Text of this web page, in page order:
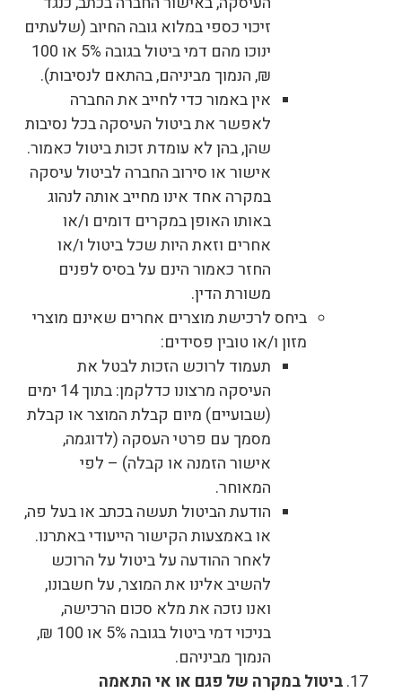
זיכוי כספי במלוא גובה החיוב (שלעתים
ינוכו מהם דמי ביטול בגובה 5% או 100
₪, הנמוך מביניהם, בהתאם לנסיבות).
אין באמור כדי לחייב את החברה
לאפשר את ביטול העיסקה בכל נסיבות
שהן, בהן לא עומדת זכות ביטול כאמור.
אישור או סירוב החברה לביטול עיסקה
במקרה אחד אינו מחייב אותה לנהוג
באותו האופן במקרים דומים ו/או
אחרים וזאת היות שכל ביטול ו/או
החזר כאמור הינם על בסיס לפנים
משורת הדין.
ביחס לרכישת מוצרים אחרים שאינם מוצרי
מזון ו/או טובין פסידים:
תעמוד לרוכש הזכות לבטל את
העיסקה מרצונו כדלקמן: בתוך 14 ימים
(שבועיים) מיום קבלת המוצר או קבלת
מסמך עם פרטי העסקה (לדוגמה,
אישור הזמנה או קבלה) – לפי
המאוחר.
הודעת הביטול תעשה בכתב או בעל פה,
או באמצעות הקישור הייעודי באתרנו.
לאחר ההודעה על ביטול על הרוכש
להשיב אלינו את המוצר, על חשבונו,
ואנו נזכה את מלא סכום הרכישה,
בניכוי דמי ביטול בגובה 5% או 100 ₪,
הנמוך מביניהם.
ביטול במקרה של פגם או אי התאמה